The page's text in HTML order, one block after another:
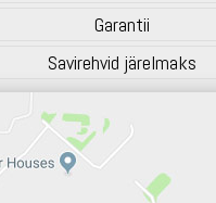
Garantii
Savirehvid järelmaks